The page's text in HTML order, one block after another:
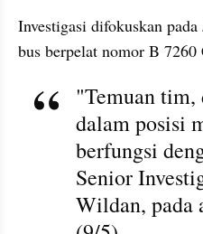
Investigasi difokuskan pada
bus berpelat nomor B 7260
"Temuan
dalam posisi
berfungsi
Senior
Wildan, pada